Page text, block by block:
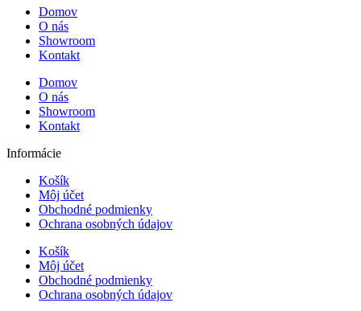
Domov
O nás
Showroom
Kontakt
Domov
O nás
Showroom
Kontakt
Informácie
Košík
Môj účet
Obchodné podmienky
Ochrana osobných údajov
Košík
Môj účet
Obchodné podmienky
Ochrana osobných údajov